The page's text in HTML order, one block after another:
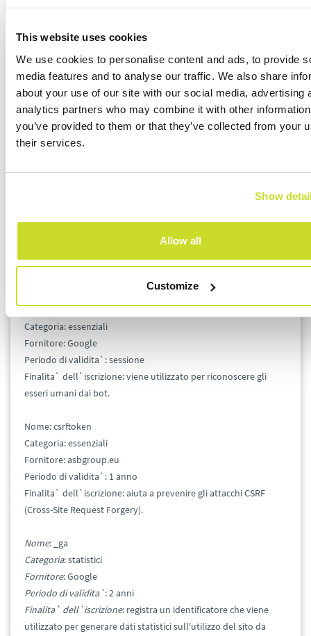
This website uses cookies
We use cookies to personalise content and ads, to provide
media features and to analyse our traffic. We also share
about your use of our site with our social media, advertising
analytics partners who may combine it with other
you’ve provided to them or that they’ve collected from your
their services.
Show
Allow all
Customize
sessioni sul sito, essenziale per ottimizzare la fornitura dei
Nome: test_cookie
Categoria: essenziali
Fornitore: Google
Periodo di validita`: 1 giorno
Finalita` dell`iscrizione: viene utilizzato per verificare se il
browser dell'utente supporta i cookie.
Nome: rc::a
Periodo di validita`: permanenti
Finalita` dell`iscrizione: viene utilizzato per distinguere gli
esseri umani dai bot. È utile al sito per produrre dei report
Nome: rc::c
Categoria: essenziali
Fornitore: Google
Periodo di validita`: sessione
Finalita` dell`iscrizione: viene utilizzato per riconoscere gli
esseri umani dai bot.
Nome: csrftoken
Categoria: essenziali
Fornitore: asbgroup.eu
Periodo di validita`: 1 anno
Finalita` dell`iscrizione: aiuta a prevenire gli attacchi CSRF
(Cross-Site Request Forgery).
Nome: _ga
Categoria: statistici
Fornitore: Google
Periodo di validita`: 2 anni
Finalita` dell`iscrizione: registra un identificatore che viene
utilizzato per generare dati statistici sull'utilizzo del sito da